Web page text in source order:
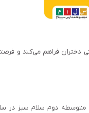
دختران فراهم می‌کند و